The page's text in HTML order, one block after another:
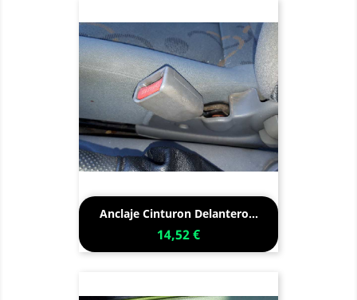
Anclaje Cinturon Delantero...
14,52 €